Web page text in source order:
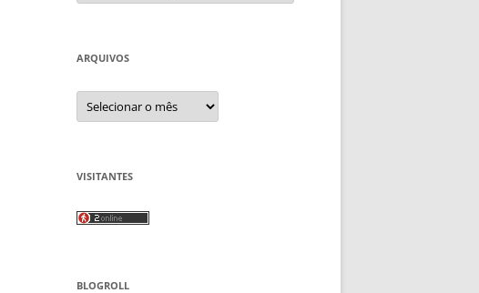
ARQUIVOS
Arquivos
VISITANTES
BLOGROLL